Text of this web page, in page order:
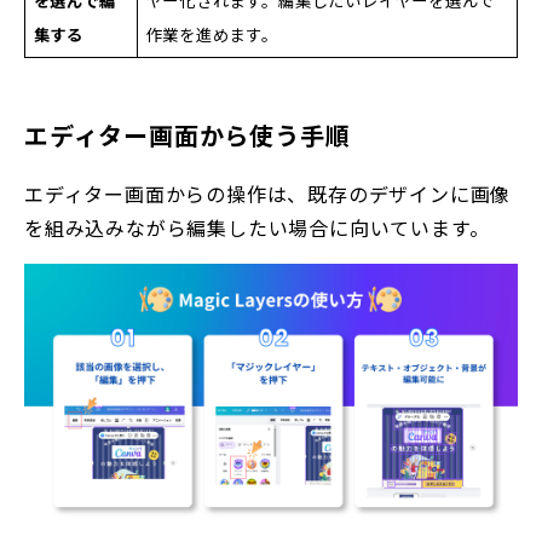
集する
作業を進めます。
エディター画面から使う手順
エディター画面からの操作は、既存のデザインに画像
を組み込みながら編集したい場合に向いています。